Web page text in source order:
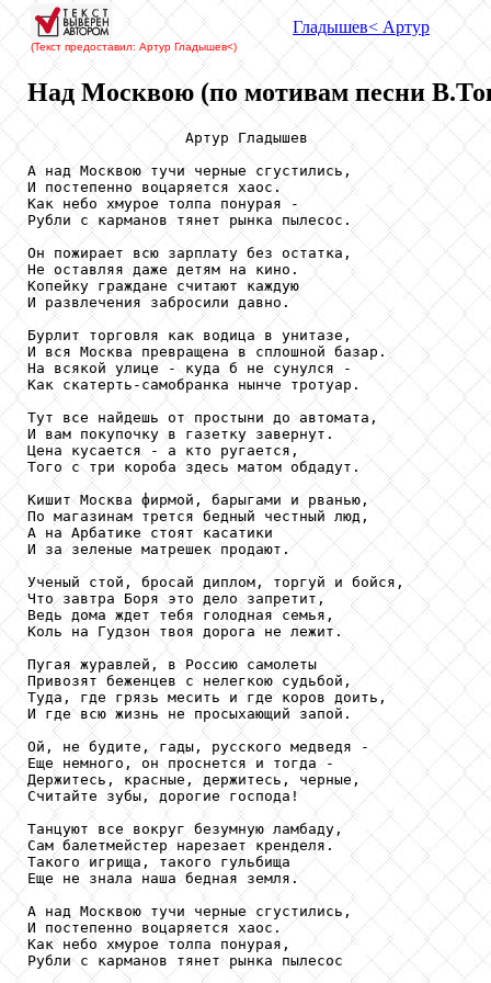
(Текст предоставил: Артур Гладышев<)
Гладышев< Артур
Над Москвою (по мотивам песни
                  Артур Гладышев
А над Москвою тучи черные сгустились,
И постепенно воцаряется хаос.
Как небо хмурое толпа понурая -
Рубли с карманов тянет рынка пылесос.
Он пожирает всю зарплату без остатка,
Не оставляя даже детям на кино.
Копейку граждане считают каждую
И развлечения забросили давно.
Бурлит торговля как водица в унитазе,
И вся Москва превращена в сплошной базар.
На всякой улице - куда б не сунулся -
Как скатерть-самобранка нынче тротуар.
Тут все найдешь от простыни до автомата,
И вам покупочку в газетку завернут.
Цена кусается - а кто ругается,
Того с три короба здесь матом обдадут.
Кишит Москва фирмой, барыгами и рванью,
По магазинам трется бедный честный люд,
А на Арбатике стоят касатики
И за зеленые матрешек продают.
Ученый стой, бросай диплом, торгуй и бойся,
Что завтра Боря это дело запретит,
Ведь дома ждет тебя голодная семья,
Коль на Гудзон твоя дорога не лежит.
Пугая журавлей, в Россию самолеты
Привозят беженцев с нелегкою судьбой,
Туда, где грязь месить и где коров доить,
И где всю жизнь не просыхающий запой.
Ой, не будите, гады, русского медведя -
Еще немного, он проснется и тогда -
Держитесь, красные, держитесь, черные,
Считайте зубы, дорогие господа!
Танцуют все вокруг безумную ламбаду,
Сам балетмейстер нарезает кренделя.
Такого игрища, такого гульбища
Еще не знала наша бедная земля.
А над Москвою тучи черные сгустились,
И постепенно воцаряется хаос.
Как небо хмурое толпа понурая,
Рубли с карманов тянет рынка пылесос